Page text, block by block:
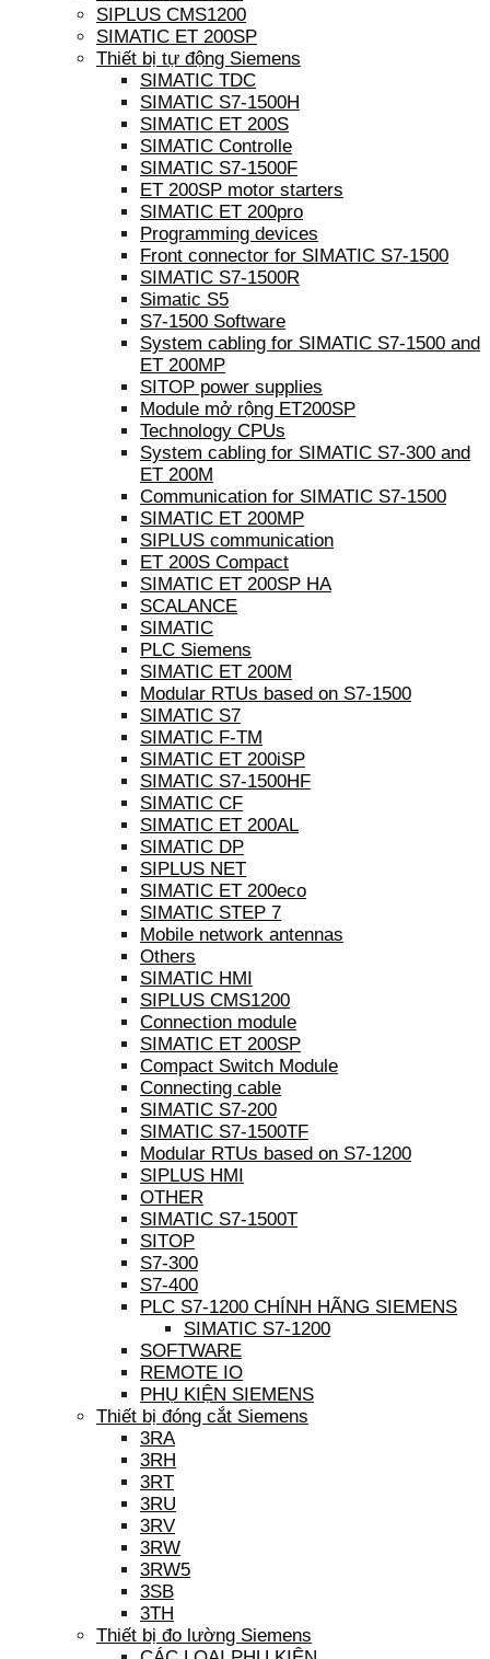
SIPLUS CMS1200
SIMATIC ET 200SP
Thiết bị tự động Siemens
SIMATIC TDC
SIMATIC S7-1500H
SIMATIC ET 200S
SIMATIC Controlle
SIMATIC S7-1500F
ET 200SP motor starters
SIMATIC ET 200pro
Programming devices
Front connector for SIMATIC S7-1500
SIMATIC S7-1500R
Simatic S5
S7-1500 Software
System cabling for SIMATIC S7-1500 and
ET 200MP
SITOP power supplies
Module mở rộng ET200SP
Technology CPUs
System cabling for SIMATIC S7-300 and
ET 200M
Communication for SIMATIC S7-1500
SIMATIC ET 200MP
SIPLUS communication
ET 200S Compact
SIMATIC ET 200SP HA
SCALANCE
SIMATIC
PLC Siemens
SIMATIC ET 200M
Modular RTUs based on S7-1500
SIMATIC S7
SIMATIC F-TM
SIMATIC ET 200iSP
SIMATIC S7-1500HF
SIMATIC CF
SIMATIC ET 200AL
SIMATIC DP
SIPLUS NET
SIMATIC ET 200eco
SIMATIC STEP 7
Mobile network antennas
Others
SIMATIC HMI
SIPLUS CMS1200
Connection module
SIMATIC ET 200SP
Compact Switch Module
Connecting cable
SIMATIC S7-200
SIMATIC S7-1500TF
Modular RTUs based on S7-1200
SIPLUS HMI
OTHER
SIMATIC S7-1500T
SITOP
S7-300
S7-400
PLC S7-1200 CHÍNH HÃNG SIEMENS
SIMATIC S7-1200
SOFTWARE
REMOTE IO
PHỤ KIỆN SIEMENS
Thiết bị đóng cắt Siemens
3RA
3RH
3RT
3RU
3RV
3RW
3RW5
3SB
3TH
Thiết bị đo lường Siemens